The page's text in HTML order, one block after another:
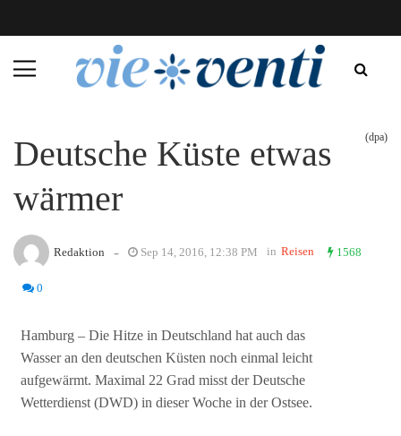
Deutsche Küste etwas
wärmer
(dpa)
Redaktion - Sep 14, 2016, 12:38 PM in Reisen 1568
0
Hamburg – Die Hitze in Deutschland hat auch das
Wasser an den deutschen Küsten noch einmal leicht
aufgewärmt. Maximal 22 Grad misst der Deutsche
Wetterdienst (DWD) in dieser Woche in der Ostsee.